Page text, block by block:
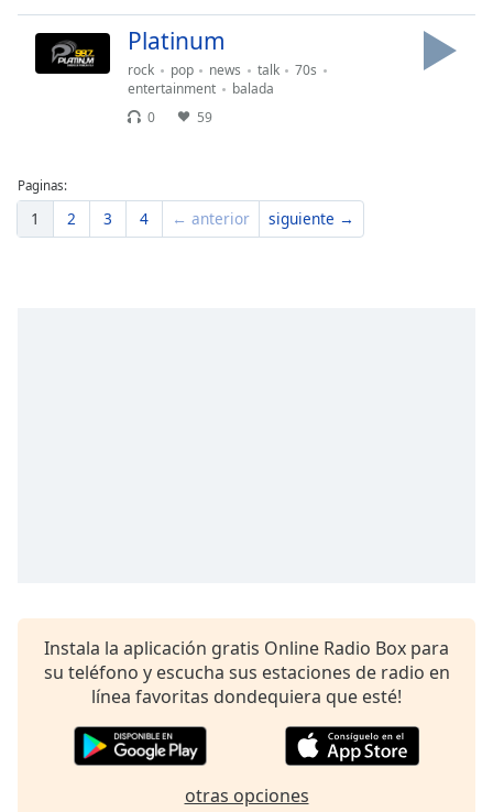
Platinum
rock pop news talk
70s
entertainment
balada
0
59
Paginas:
1 2 3 4 ← anterior siguiente →
Instala la aplicación gratis Online Radio Box para
su teléfono y escucha sus estaciones de radio en
línea favoritas dondequiera que esté!
otras opciones